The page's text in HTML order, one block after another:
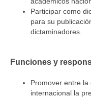
Participar como
para su
dictaminadores.
Funciones y
Promover entre
internacional la